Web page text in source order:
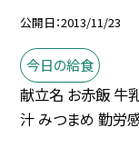
公開日 2013/11/23
今日の給食
献立名 お赤飯 牛
汁 みつまめ 勤労